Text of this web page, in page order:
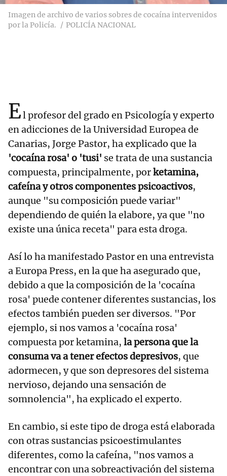
Imagen de archivo de varios sobres de cocaína intervenidos
por la Policía.
POLICÍA NACIONAL
El profesor del grado en Psicología y experto
en adicciones de la Universidad Europea de
Canarias, Jorge Pastor, ha explicado que la
'cocaína rosa' o 'tusi' se trata de una sustancia
compuesta, principalmente, porketamina,
cafeína y otros componentes psicoactivos,
aunque "su composición puede variar"
dependiendo de quién la elabore, ya que "no
existe una única receta" para esta droga.
Así lo ha manifestado Pastor en una entrevista
a Europa Press, en la que ha asegurado que,
debido a que la composición de la 'cocaína
rosa' puede contener diferentes sustancias, los
efectos también pueden ser diversos. "Por
ejemplo, si nos vamos a 'cocaína rosa'
compuesta por ketamina, la persona que la
consuma va a tener efectos depresivos, que
adormecen, y que son depresores del sistema
nervioso, dejando una sensación de
somnolencia", ha explicado el experto.
En cambio, si este tipo de droga está elaborada
con otras sustancias psicoestimulantes
diferentes, como la cafeína, "nos vamos a
encontrar con una sobreactivación del sistema